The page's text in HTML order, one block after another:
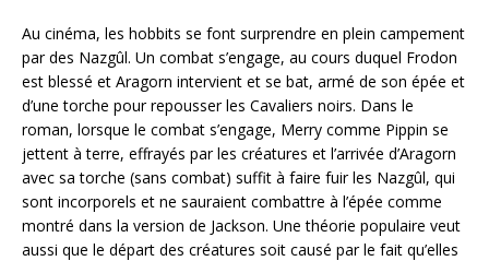
Au cinéma, les hobbits se font surprendre en plein campement
par des Nazgûl. Un combat s’engage, au cours duquel Frodon
est blessé et Aragorn intervient et se bat, armé de son épée et
d’une torche pour repousser les Cavaliers noirs. Dans le
roman, lorsque le combat s’engage, Merry comme Pippin se
jettent à terre, effrayés par les créatures et l’arrivée d’Aragorn
avec sa torche (sans combat) suffit à faire fuir les Nazgûl, qui
sont incorporels et ne sauraient combattre à l’épée comme
montré dans la version de Jackson. Une théorie populaire veut
aussi que le départ des créatures soit causé par le fait qu’elles